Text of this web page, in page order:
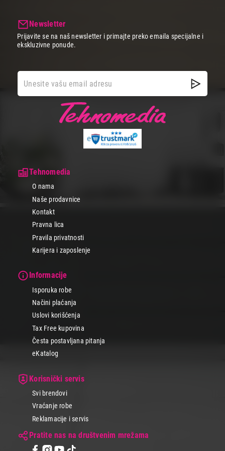
Tehnomedia
O nama
Naše prodavnice
Kontakt
Pravna lica
Pravila privatnosti
Karijera i zaposlenje
Informacije
Isporuka robe
Načini plaćanja
Uslovi korišćenja
Tax Free kupovina
Česta postavljana pitanja
eKatalog
Korisnički servis
Svi brendovi
Vraćanje robe
Reklamacije i servis
Pratite nas na društvenim mrežama
Newsletter
Prijavite se na naš newsletter i primajte preko emaila specijalne i
ekskluzivne ponude.